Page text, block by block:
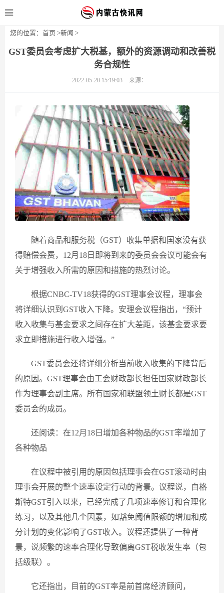
您的位置： 首页 >新闻 >
GST委员会考虑扩大税基，额外的资源调动和改善税
务合规性
2022-05-20 15:19:03 来源：
随着商品和服务税（GST）收集单据和国家没有获
得赔偿会费，12月18日即将到来的委员会会议可能会有
关于增强收入所需的原因和措施的热烈讨论。
根据CNBC-TV18获得的GST理事会议程，理事会
将详细认识到GST收入下降。安理会议程指出，“预计
收入收集与基金要求之间存在扩大差距，该基金要求要
求立即措施进行收入增强。”
GST委员会还将详细分析当前收入收集的下降背后
的原因。GST理事会由工会财政部长担任国家财政部长
作为理事会副主席。所有国家和联盟领土财长都是GST
委员会的成员。
还阅读：在12月18日增加各种物品的GST率增加了
各种物品
在议程中被引用的原因包括理事会在GST滚动时由
理事会开展的整个速率设定行动的背景。议程说，自格
斯特GST引入以来，已经完成了几项速率修订和合理化
练习，以及其他几个因素，如豁免阈值限额的增加和成
分计划的变化影响了GST收入。议程还提供了一种背
景，说频繁的速率合理化导致偏离GST税收发生率（包
括级联）。
它还指出，目前的GST率是前首席经济顾问，